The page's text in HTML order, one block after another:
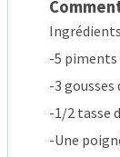
-5
-3 gousses
-1/2 tasse
-Une